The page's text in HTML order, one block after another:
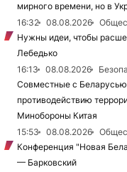
мирного времени, но в
16:32
08.08.2026
Нужны идеи, чтобы
Лебедько
16:13
08.08.2026
Совместные с
противодействию
Минобороны Китая
15:53
08.08.2026
Конференция "Новая
— Барковский